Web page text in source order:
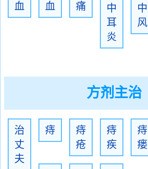
血
血
痛
中
耳
炎
中
风
方剂主治
治
丈
夫
痔
痔
疮
痔
疾
痔
瘘